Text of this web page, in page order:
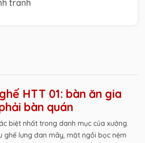
tranh
HTT 01: bàn ăn gia
bàn quán
biệt nhất trong danh mục của xưởng.
ghế lưng đan mây, mặt ngồi bọc nệm